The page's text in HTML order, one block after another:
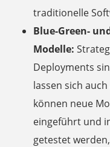
traditionelle
Blue-Green-
Modelle:
Deployments
lassen sich
können neue
eingeführt und
getestet